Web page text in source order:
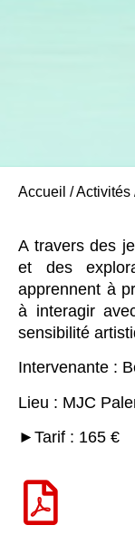
Accueil /Activités
A travers des
et des
apprennent à
à interagir
sensibilité
Intervenante :
Lieu : MJC
►Tarif : 165 €